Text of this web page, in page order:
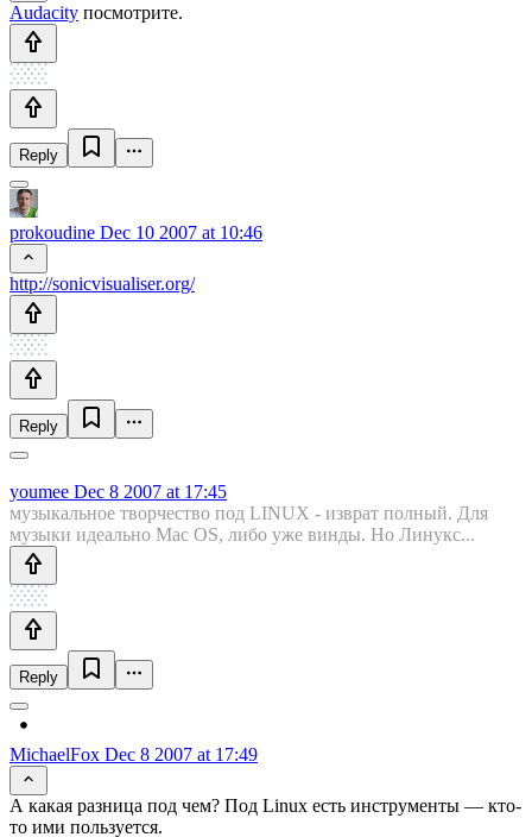
Audacity посмотрите.
Reply
prokoudine Dec 10 2007 at 10:46
http://sonicvisualiser.org/
Reply
youmee Dec 8 2007 at 17:45
музыкальное творчество под LINUX - изврат полный. Для
музыки идеально Mac OS, либо уже винды. Но Линукс...
Reply
MichaelFox Dec 8 2007 at 17:49
А какая разница под чем? Под Linux есть инструменты — кто-
то ими пользуется.